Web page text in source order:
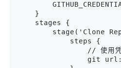
    }
    stages {
stage('Clone
            steps {
// 使用
git